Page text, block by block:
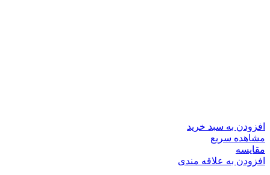
افزودن به سبد خرید
مشاهده سریع
مقایسه
افزودن به علاقه مندی